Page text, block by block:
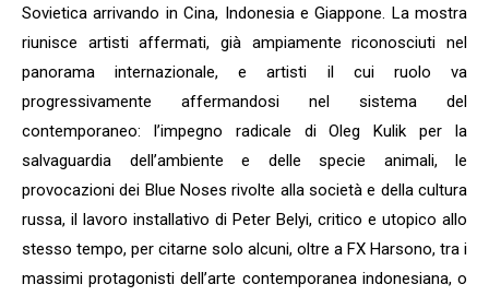
Sovietica arrivando in Cina, Indonesia e Giappone. La mostra
riunisce artisti affermati, già ampiamente riconosciuti nel
panorama internazionale, e artisti il cui ruolo va
progressivamente affermandosi nel sistema del
contemporaneo: l’impegno radicale di Oleg Kulik per la
salvaguardia dell’ambiente e delle specie animali, le
provocazioni dei Blue Noses rivolte alla società e della cultura
russa, il lavoro installativo di Peter Belyi, critico e utopico allo
stesso tempo, per citarne solo alcuni, oltre a FX Harsono, tra i
massimi protagonisti dell’arte contemporanea indonesiana, o